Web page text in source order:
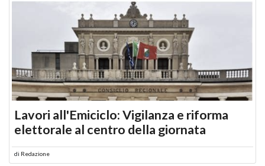
Lavori all'Emiciclo: Vigilanza e riforma
elettorale al centro della giornata
di Redazione